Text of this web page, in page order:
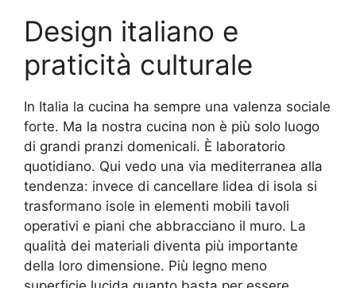
Design italiano e
praticità culturale
In Italia la cucina ha sempre una valenza sociale
forte. Ma la nostra cucina non è più solo luogo
di grandi pranzi domenicali. È laboratorio
quotidiano. Qui vedo una via mediterranea alla
tendenza: invece di cancellare lidea di isola si
trasformano isole in elementi mobili tavoli
operativi e piani che abbracciano il muro. La
qualità dei materiali diventa più importante
della loro dimensione. Più legno meno